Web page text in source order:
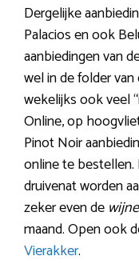
Dergelijke
Palacios en ook
aanbiedingen van
wel in de folder
wekelijks ook veel
Online, op
Pinot Noir
online te
druivenat worden
zeker even de
maand. Open ook
Vierakker.